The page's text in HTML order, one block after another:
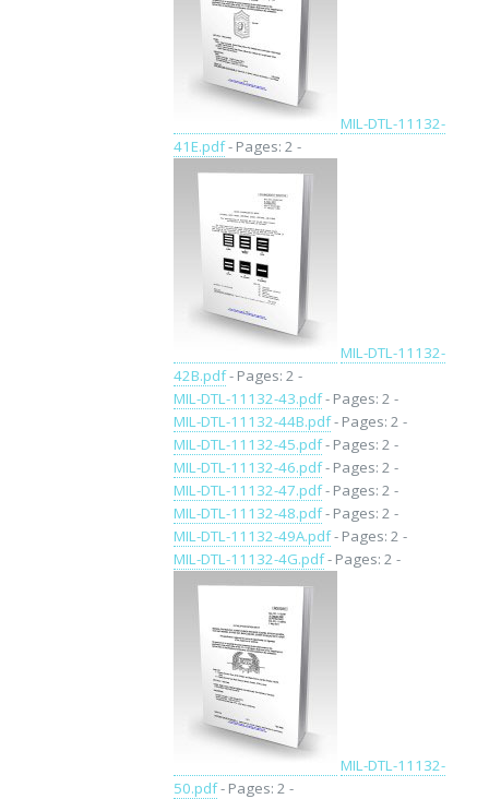
MIL-DTL-11132-
41E.pdf- Pages: 2 -
MIL-DTL-11132-
42B.pdf- Pages: 2 -
MIL-DTL-11132-43.pdf- Pages: 2 -
MIL-DTL-11132-44B.pdf- Pages: 2 -
MIL-DTL-11132-45.pdf- Pages: 2 -
MIL-DTL-11132-46.pdf- Pages: 2 -
MIL-DTL-11132-47.pdf- Pages: 2 -
MIL-DTL-11132-48.pdf- Pages: 2 -
MIL-DTL-11132-49A.pdf- Pages: 2 -
MIL-DTL-11132-4G.pdf- Pages: 2 -
MIL-DTL-11132-
50.pdf- Pages: 2 -